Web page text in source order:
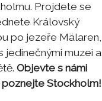
Projdete se
Královský
po jezeře Mälaren,
jedinečnými muzei a
Objevte s námi
Stockholm!